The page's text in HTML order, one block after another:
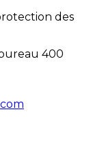
des
400